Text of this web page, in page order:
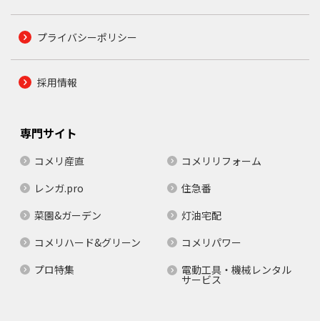
プライバシーポリシー
採用情報
専門サイト
コメリ産直
コメリリフォーム
レンガ.pro
住急番
菜園&ガーデン
灯油宅配
コメリハード&グリーン
コメリパワー
プロ特集
電動工具・機械レンタル
サービス